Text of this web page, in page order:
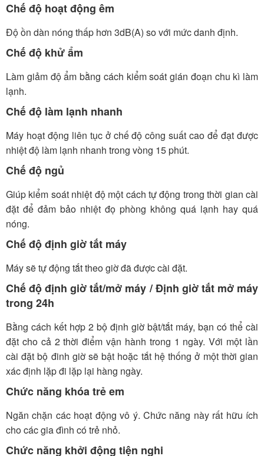
Chế độ hoạt động êm
Độ ồn dàn nóng thấp hơn 3dB(A) so với mức danh định.
Chế độ khử ẩm
Làm giảm độ ẩm bằng cách kiểm soát gián đoạn chu kì làm
lạnh.
Chế độ làm lạnh nhanh
Máy hoạt động liên tục ở chế độ công suất cao để đạt được
nhiệt độ làm lạnh nhanh trong vòng 15 phút.
Chế độ ngủ
Giúp kiểm soát nhiệt độ một cách tự động trong thời gian cài
đặt để đảm bảo nhiệt đọ phòng không quá lạnh hay quá
nóng.
Chế độ định giờ tắt máy
Máy sẽ tự động tắt theo giờ đã được cài đặt.
Chế độ định giờ tắt/mở máy / Định giờ tắt mở máy
trong 24h
Bằng cách kết hợp 2 bộ định giờ bật/tắt máy, bạn có thể cài
đặt cho cả 2 thời điểm vận hành trong 1 ngày. Với một lần
cài đặt bộ đinh giờ sẽ bật hoặc tắt hệ thống ở một thời gian
xác định lặp đi lặp lại hàng ngày.
Chức năng khóa trẻ em
Ngăn chặn các hoạt động vô ý. Chức năng này rất hữu ích
cho các gia đình có trẻ nhỏ.
Chức năng khởi động tiện nghi